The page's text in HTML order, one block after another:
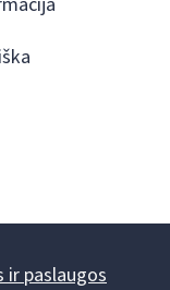
ir paslaugos